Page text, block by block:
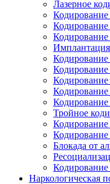
Лазерное
Кодирование
Кодирование
Кодирование
Кодирование
Кодирование
Тройное
Кодирование
Блокада от
Наркологическая